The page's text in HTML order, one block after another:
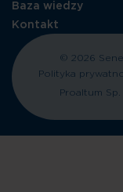
Baza wiedzy
Kontakt
© 2026
Polityka
Proaltum Sp.